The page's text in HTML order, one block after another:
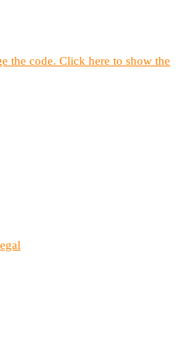
the code. Click here to show the